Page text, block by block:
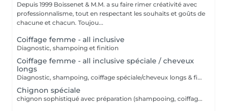
Depuis 1999 Boissenet & M.M. a su faire rimer créativité avec
professionnalisme, tout en respectant les souhaits et goûts de
chacune et chacun. Toujou...
Coiffage femme - all inclusive
Diagnostic, shampoing et finition
Coiffage femme - all inclusive spéciale / cheveux
longs
Diagnostic, shampoing, coiffage spéciale/cheveux longs & finition
Chignon spéciale
chignon sophistiqué avec préparation (shampooing, coiffage etc)